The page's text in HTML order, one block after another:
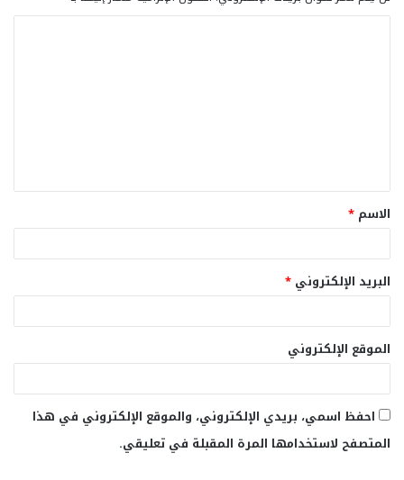
ق
*
الاسم *
البريد الإلكتروني *
الموقع الإلكتروني
احفظ اسمي، بريدي الإلكتروني، والموقع الإلكتروني في هذا
المتصفح لاستخدامها المرة المقبلة في تعليقي.